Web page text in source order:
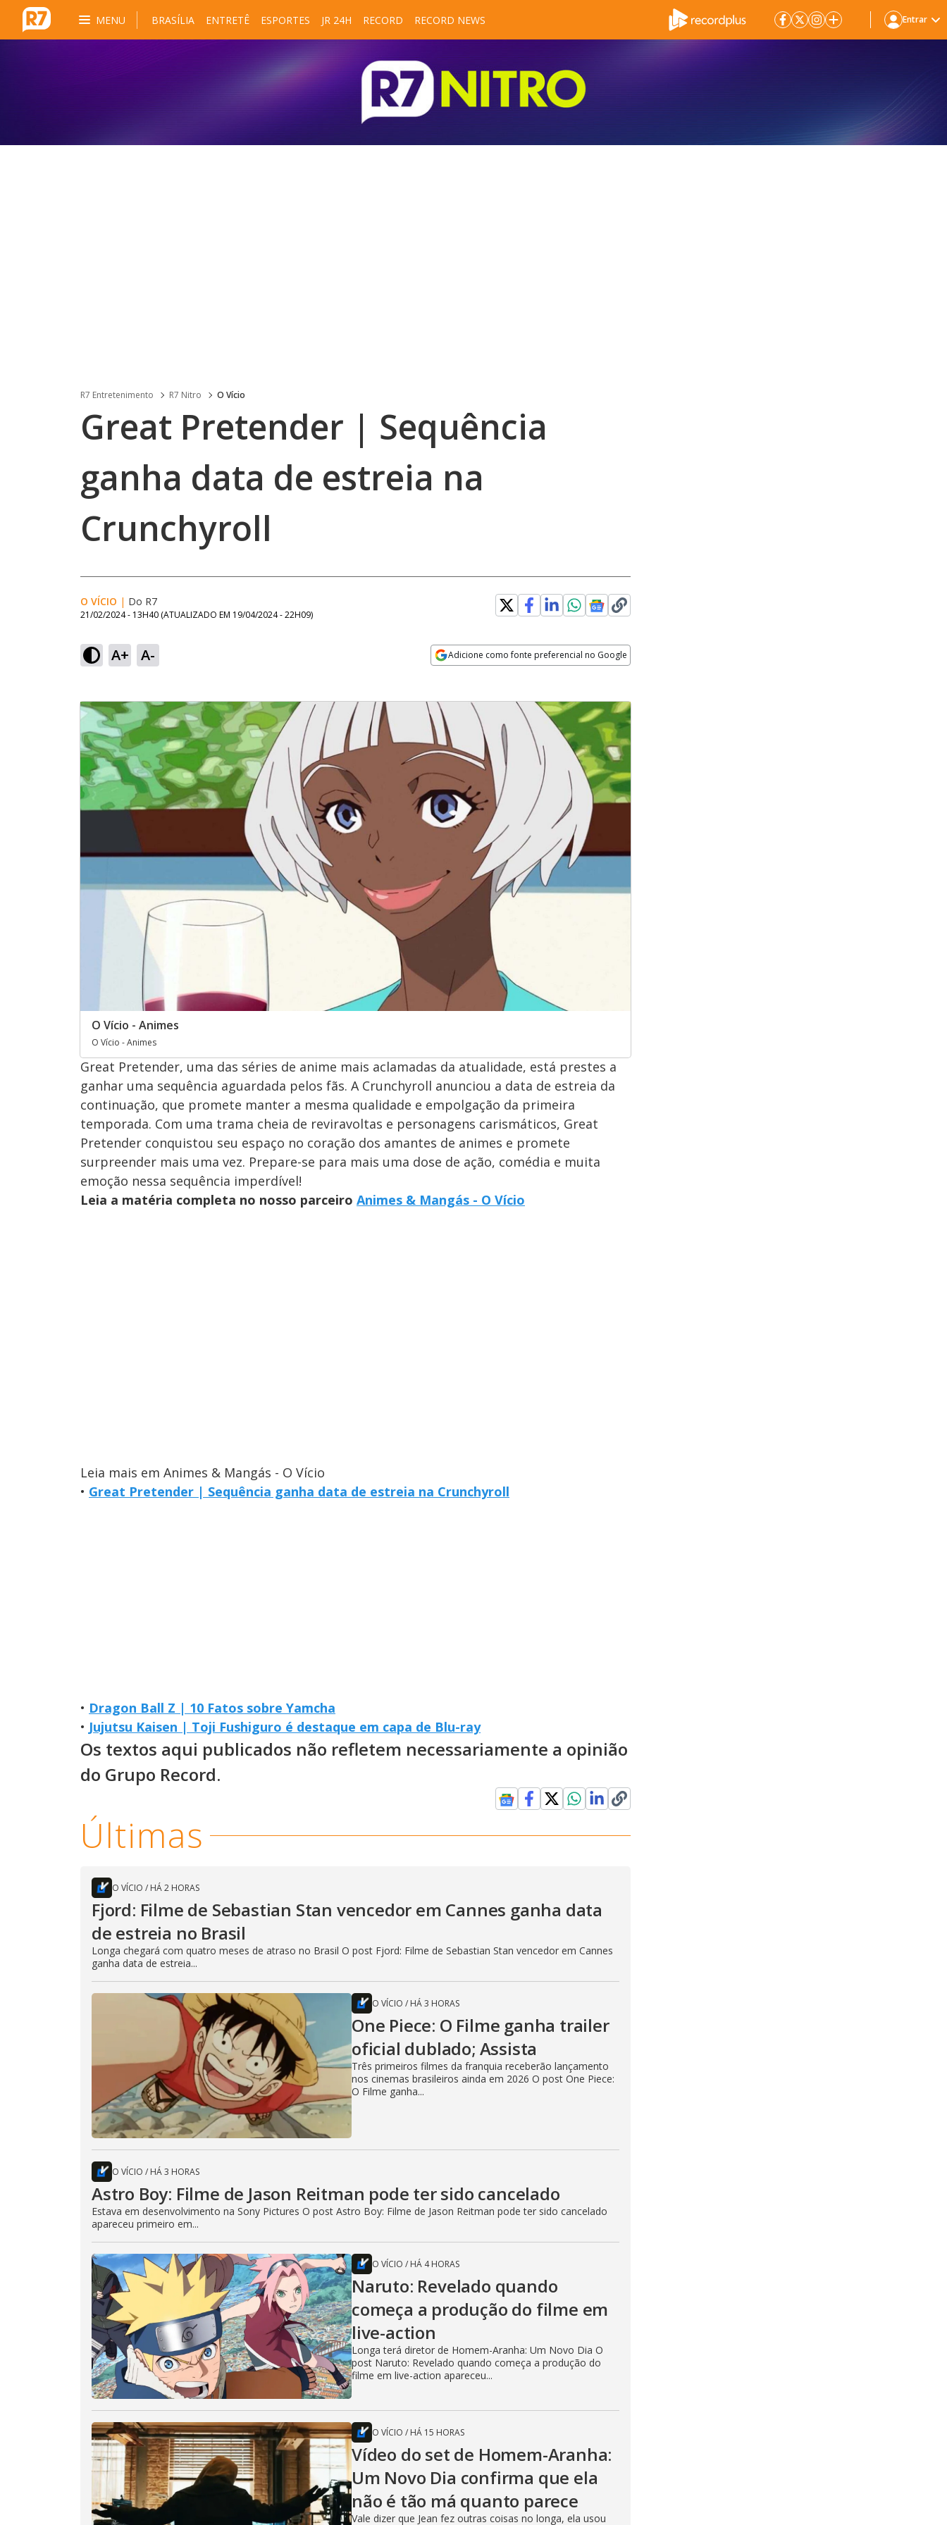
MENU BRASÍLIA ENTRETÊ ESPORTES JR 24H RECORD RECORD NEWS Entrar
R7 Entretenimento R7 Nitro O Vício
Great Pretender | Sequência
ganha data de estreia na
Crunchyroll
O VÍCIO | Do R7
21/02/2024 - 13H40 (ATUALIZADO EM 19/04/2024 - 22H09)
A+ A- Adicione como fonte preferencial no Google
O Vício - Animes
O Vício - Animes
Great Pretender, uma das séries de anime mais aclamadas da atualidade, está prestes a
ganhar uma sequência aguardada pelos fãs. A Crunchyroll anunciou a data de estreia da
continuação, que promete manter a mesma qualidade e empolgação da primeira
temporada. Com uma trama cheia de reviravoltas e personagens carismáticos, Great
Pretender conquistou seu espaço no coração dos amantes de animes e promete
surpreender mais uma vez. Prepare-se para mais uma dose de ação, comédia e muita
emoção nessa sequência imperdível!
Leia a matéria completa no nosso parceiro Animes & Mangás - O Vício
Leia mais em Animes & Mangás - O Vício
• Great Pretender | Sequência ganha data de estreia na Crunchyroll
• Dragon Ball Z | 10 Fatos sobre Yamcha
• Jujutsu Kaisen | Toji Fushiguro é destaque em capa de Blu-ray
Os textos aqui publicados não refletem necessariamente a opinião
do Grupo Record.
Últimas
O VÍCIO / HÁ 2 HORAS
Fjord: Filme de Sebastian Stan vencedor em Cannes ganha data
de estreia no Brasil
Longa chegará com quatro meses de atraso no Brasil O post Fjord: Filme de Sebastian Stan vencedor em Cannes
ganha data de estreia...
O VÍCIO / HÁ 3 HORAS
One Piece: O Filme ganha trailer
oficial dublado; Assista
Três primeiros filmes da franquia receberão lançamento
nos cinemas brasileiros ainda em 2026 O post One Piece:
O Filme ganha...
O VÍCIO / HÁ 3 HORAS
Astro Boy: Filme de Jason Reitman pode ter sido cancelado
Estava em desenvolvimento na Sony Pictures O post Astro Boy: Filme de Jason Reitman pode ter sido cancelado
apareceu primeiro em...
O VÍCIO / HÁ 4 HORAS
Naruto: Revelado quando
começa a produção do filme em
live-action
Longa terá diretor de Homem-Aranha: Um Novo Dia O
post Naruto: Revelado quando começa a produção do
filme em live-action apareceu...
O VÍCIO / HÁ 15 HORAS
Vídeo do set de Homem-Aranha:
Um Novo Dia confirma que ela
não é tão má quanto parece
Vale dizer que Jean fez outras coisas no longa, ela usou